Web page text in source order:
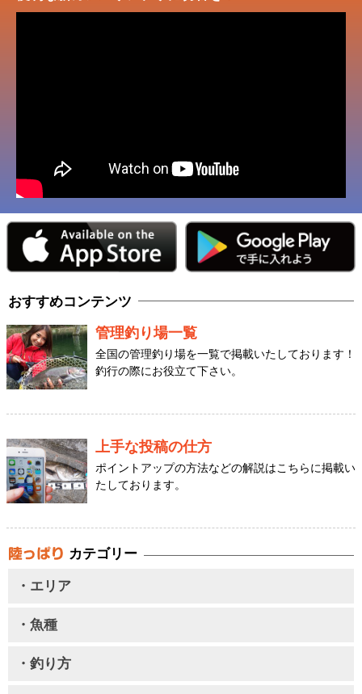
おすすめコンテンツ
管理釣り場一覧
全国の管理釣り場を一覧で掲載いたしております！
釣行の際にお役立て下さい。
上手な投稿の仕方
ポイントアップの方法などの解説はこちらに掲載い
たしております。
カテゴリー
・エリア
・魚種
・釣り方